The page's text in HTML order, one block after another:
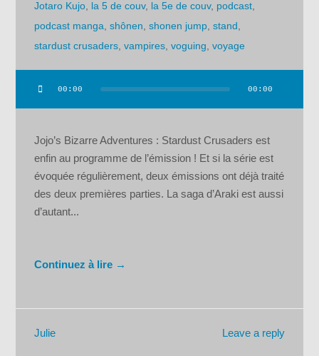
Jotaro Kujo la 5 de couv, la 5e de couv, podcast
podcast manga ,shônen ,shonen jump ,stand
stardust crusaders ,vampires ,voguing ,voyage
Lecteur
00:00 00:00
Jojo’s Bizarre Adventures : Stardust Crusaders est
enfin au programme de l’émission ! Et si la série est
évoquée régulièrement, deux émissions ont déjà traité
des deux premières parties. La saga d’Araki est aussi
d’autant...
Continuez à lire →
Leave a reply
Julie